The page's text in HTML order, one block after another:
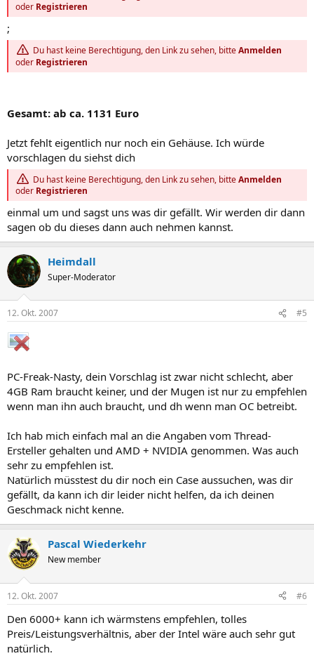
oder Registrieren
;
Du hast keine Berechtigung, den Link zu sehen, bitteAnmelden
oder Registrieren
Gesamt: ab ca. 1131 Euro
Jetzt fehlt eigentlich nur noch ein Gehäuse. Ich würde
vorschlagen du siehst dich
Du hast keine Berechtigung, den Link zu sehen, bitteAnmelden
oder Registrieren
einmal um und sagst uns was dir gefällt. Wir werden dir dann
sagen ob du dieses dann auch nehmen kannst.
Heimdall
Super-Moderator
12. Okt. 2007 #5
PC-Freak-Nasty, dein Vorschlag ist zwar nicht schlecht, aber
4GB Ram braucht keiner, und der Mugen ist nur zu empfehlen
wenn man ihn auch braucht, und dh wenn man OC betreibt.
Ich hab mich einfach mal an die Angaben vom Thread-
Ersteller gehalten und AMD + NVIDIA genommen. Was auch
sehr zu empfehlen ist.
Natürlich müsstest du dir noch ein Case aussuchen, was dir
gefällt, da kann ich dir leider nicht helfen, da ich deinen
Geschmack nicht kenne.
Pascal Wiederkehr
New member
12. Okt. 2007 #6
Den 6000+ kann ich wärmstens empfehlen, tolles
Preis/Leistungsverhältnis, aber der Intel wäre auch sehr gut
natürlich.